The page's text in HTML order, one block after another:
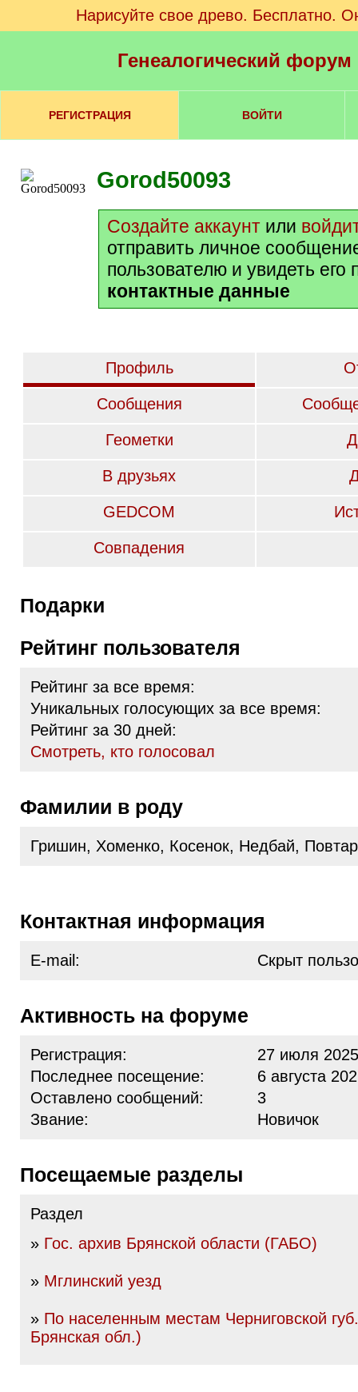
Нарисуйте свое древо. Бесплатно.
Генеалогический
РЕГИСТРАЦИЯ ВОЙТИ
Gorod50093
Создайте аккаунт или
отправить личное
пользователю и увидеть его
контактные данные
Профиль
Сообщения
Геометки
В друзьях
GEDCOM
Совпадения
Подарки
Рейтинг пользователя
Рейтинг за все время:
Уникальных голосующих за все время:
Рейтинг за 30 дней:
Cмотреть, кто голосовал
Фамилии в роду
Гришин, Хоменко, Косенок, Недбай,
Контактная информация
E-mail: Скрыт
Активность на форуме
Регистрация:
27 июля
Последнее посещение:
6 августа
Оставлено сообщений:
3
Звание:
Новичок
Посещаемые разделы
Раздел
» Гос. архив Брянской области (ГАБО)
» Мглинский уезд
» По населенным местам Черниговской
Брянская обл.)